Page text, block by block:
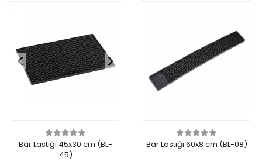
Bar Lastiği 45x30 cm (BL-
45)
Bar Lastiği 60x8 cm (BL-08)